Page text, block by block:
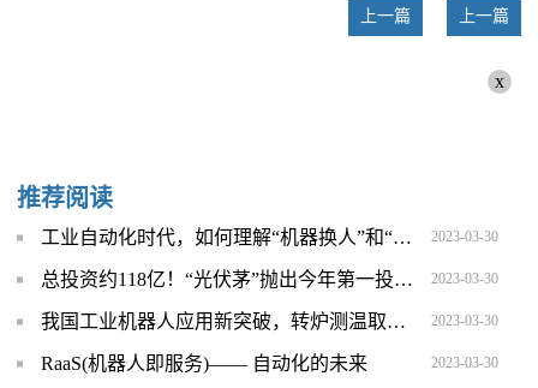
上一篇 上一篇
x
推荐阅读
工业自动化时代，如何理解“机器换人”和“人机协作”_每日精选 2023-03-30
总投资约118亿！“光伏茅”抛出今年第一投！ 环球通讯 2023-03-30
我国工业机器人应用新突破，转炉测温取样机器人正式人投入运行 环球焦点 2023-03-30
RaaS(机器人即服务)—— 自动化的未来 2023-03-30